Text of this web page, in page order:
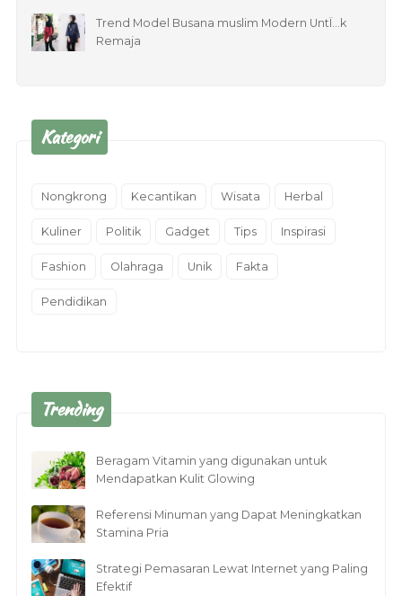
Trend Model Busana muslim Modern UntÏ…k
Remaja
Kategori
Nongkrong Kecantikan Wisata Herbal
Kuliner Politik Gadget Tips Inspirasi
Fashion Olahraga Unik Fakta
Pendidikan
Trending
Beragam Vitamin yang digunakan untuk
Mendapatkan Kulit Glowing
Referensi Minuman yang Dapat Meningkatkan
Stamina Pria
Strategi Pemasaran Lewat Internet yang Paling
Efektif